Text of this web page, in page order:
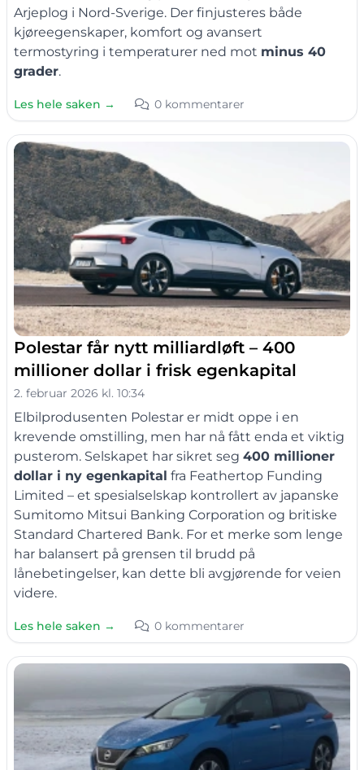
Arjeplog i Nord-Sverige. Der finjusteres både
kjøreegenskaper, komfort og avansert
termostyring i temperaturer ned mot minus 40
grader.
Les hele saken → 0 kommentarer
Polestar får nytt milliardløft – 400
millioner dollar i frisk egenkapital
2. februar 2026 kl. 10:34
Elbilprodusenten Polestar er midt oppe i en
krevende omstilling, men har nå fått enda et viktig
pusterom. Selskapet har sikret seg 400 millioner
dollar i ny egenkapital fra Feathertop Funding
Limited – et spesialselskap kontrollert av japanske
Sumitomo Mitsui Banking Corporation og britiske
Standard Chartered Bank. For et merke som lenge
har balansert på grensen til brudd på
lånebetingelser, kan dette bli avgjørende for veien
videre.
Les hele saken → 0 kommentarer